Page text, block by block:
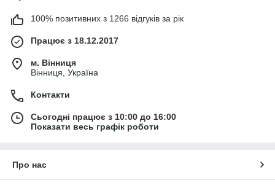
100% позитивних з 1266 відгуків за рік
Працює з 18.12.2017
м. Вінниця
Вінниця, Україна
Контакти
Сьогодні працює з 10:00 до 16:00
Показати весь графік роботи
Про нас